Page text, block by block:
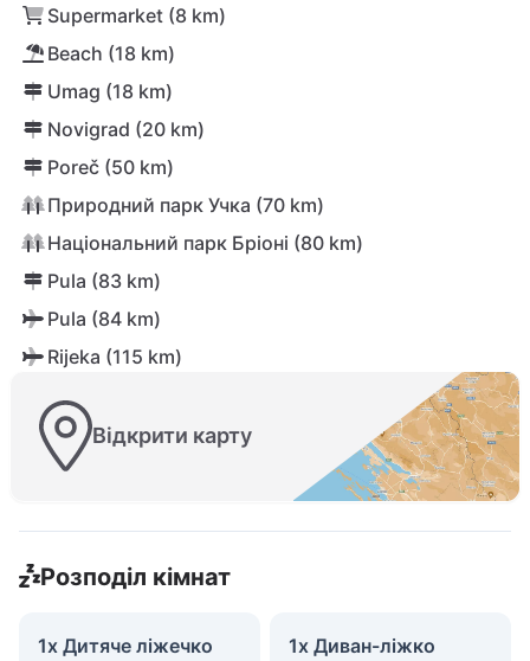
Supermarket (8 km)
Beach (18 km)
Umag (18 km)
Novigrad (20 km)
Poreč (50 km)
Природний парк Учка (70 km)
Національний парк Бріоні (80 km)
Pula (83 km)
Pula (84 km)
Rijeka (115 km)
Відкрити карту
Розподіл кімнат
1x Дитяче ліжечко 1x Диван-ліжко